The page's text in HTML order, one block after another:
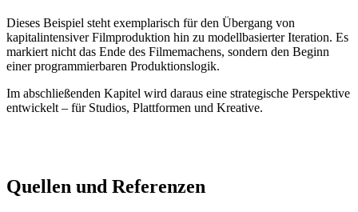
Dieses Beispiel steht exemplarisch für den Übergang von
kapitalintensiver Filmproduktion hin zu modellbasierter Iteration. Es
markiert nicht das Ende des Filmemachens, sondern den Beginn
einer programmierbaren Produktionslogik.
Im abschließenden Kapitel wird daraus eine strategische Perspektive
entwickelt – für Studios, Plattformen und Kreative.
Quellen und Referenzen